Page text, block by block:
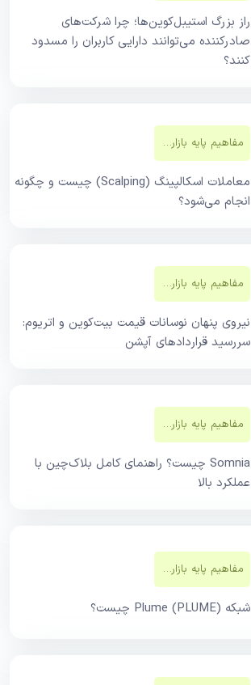
راز بزرگ استیبل‌کوین‌ها؛ چرا شرکت‌های
صادرکننده می‌توانند دارایی کاربران را مسدود
کنند؟
مفاهیم پایه بازار‌های مالی
معاملات اسکالپینگ (Scalping) چیست و چگونه
انجام می‌شود؟
مفاهیم پایه بازار‌های مالی
نیروی پنهان نوسانات قیمت بیت‌کوین و اتریوم:
سررسید قراردادهای آپشن
مفاهیم پایه بازار‌های مالی
Somnia چیست؟ راهنمای کامل بلاک‌چین با
عملکرد بالا
مفاهیم پایه بازار‌های مالی
شبکه Plume (PLUME) چیست؟